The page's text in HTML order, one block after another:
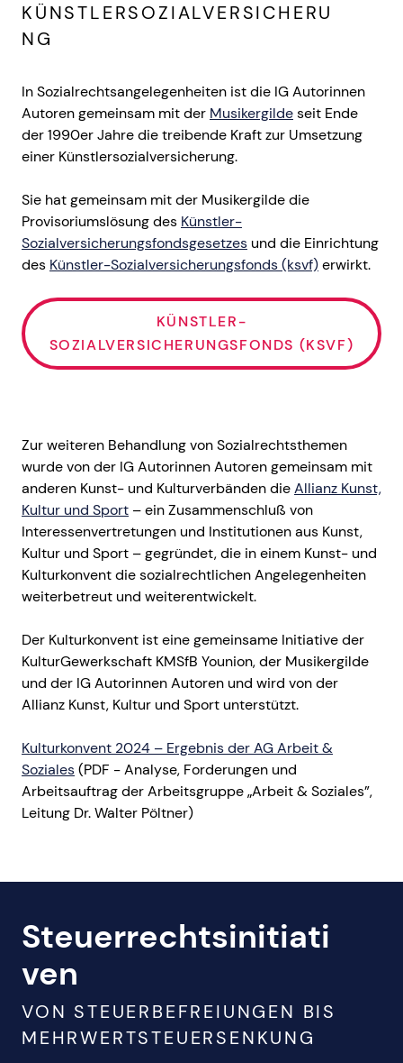
KÜNSTLERSOZIALVERSICHERU
NG
In Sozialrechtsangelegenheiten ist die IG Autorinnen
Autoren gemeinsam mit der Musikergildeseit Ende
der 1990er Jahre die treibende Kraft zur Umsetzung
einer Künstlersozialversicherung.
Sie hat gemeinsam mit der Musikergilde die
Provisoriumslösung des Künstler-
Sozialversicherungsfondsgesetzes und die Einrichtung
des Künstler-Sozialversicherungsfonds (ksvf)erwirkt.
KÜNSTLER-
SOZIALVERSICHERUNGSFONDS (KSVF)
Zur weiteren Behandlung von Sozialrechtsthemen
wurde von der IG Autorinnen Autoren gemeinsam mit
anderen Kunst- und Kulturverbänden dieAllianz Kunst,
Kultur und Sport – ein Zusammenschluß von
Interessenvertretungen und Institutionen aus Kunst,
Kultur und Sport – gegründet, die in einem Kunst- und
Kulturkonvent die sozialrechtlichen Angelegenheiten
weiterbetreut und weiterentwickelt.
Der Kulturkonvent ist eine gemeinsame Initiative der
KulturGewerkschaft KMSfB Younion, der Musikergilde
und der IG Autorinnen Autoren und wird von der
Allianz Kunst, Kultur und Sport unterstützt.
Kulturkonvent 2024 – Ergebnis der AG Arbeit &
Soziales(PDF - Analyse, Forderungen und
Arbeitsauftrag der Arbeitsgruppe „Arbeit & Soziales”,
Leitung Dr. Walter Pöltner)
Steuerrechtsinitiati
ven
VON STEUERBEFREIUNGEN BIS
MEHRWERTSTEUERSENKUNG